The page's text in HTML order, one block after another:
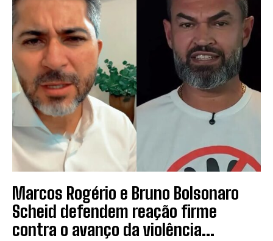
Marcos Rogério e Bruno Bolsonaro
Scheid defendem reação firme
contra o avanço da violência...